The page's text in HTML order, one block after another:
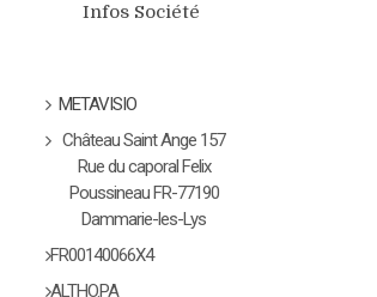
Infos Société
METAVISIO
Château Saint Ange 157
Rue du caporal Felix
Poussineau FR-77190
Dammarie-les-Lys
FR00140066X4
ALTHO.PA